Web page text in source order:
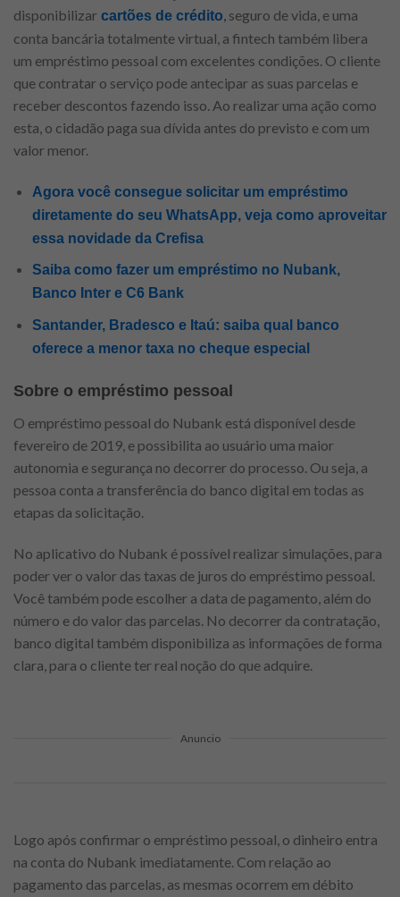
disponibilizar cartões de crédito, seguro de vida, e uma
conta bancária totalmente virtual, a fintech também libera
um empréstimo pessoal com excelentes condições. O cliente
que contratar o serviço pode antecipar as suas parcelas e
receber descontos fazendo isso. Ao realizar uma ação como
esta, o cidadão paga sua dívida antes do previsto e com um
valor menor.
Agora você consegue solicitar um empréstimo
diretamente do seu WhatsApp, veja como aproveitar
essa novidade da Crefisa
Saiba como fazer um empréstimo no Nubank,
Banco Inter e C6 Bank
Santander, Bradesco e Itaú: saiba qual banco
oferece a menor taxa no cheque especial
Sobre o empréstimo pessoal
O empréstimo pessoal do Nubank está disponível desde
fevereiro de 2019, e possibilita ao usuário uma maior
autonomia e segurança no decorrer do processo. Ou seja, a
pessoa conta a transferência do banco digital em todas as
etapas da solicitação.
No aplicativo do Nubank é possível realizar simulações, para
poder ver o valor das taxas de juros do empréstimo pessoal.
Você também pode escolher a data de pagamento, além do
número e do valor das parcelas. No decorrer da contratação,
banco digital também disponibiliza as informações de forma
clara, para o cliente ter real noção do que adquire.
Anuncio
Logo após confirmar o empréstimo pessoal, o dinheiro entra
na conta do Nubank imediatamente. Com relação ao
pagamento das parcelas, as mesmas ocorrem em débito